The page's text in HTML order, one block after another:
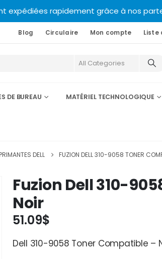
expédiées rapidement grâce à nos
Blog Circulaire Mon compte Liste
All Categories
DE BUREAU MATÉRIEL TECHNOLOGIQUE
DELL FUZION DELL 310-9058 TONER
Fuzion Dell 310-
Noir
51.09$
Dell 310-9058 Toner Compatible –